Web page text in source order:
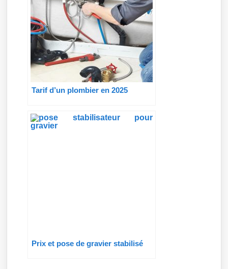
Tarif d’un plombier en 2025
Prix et pose de gravier stabilisé